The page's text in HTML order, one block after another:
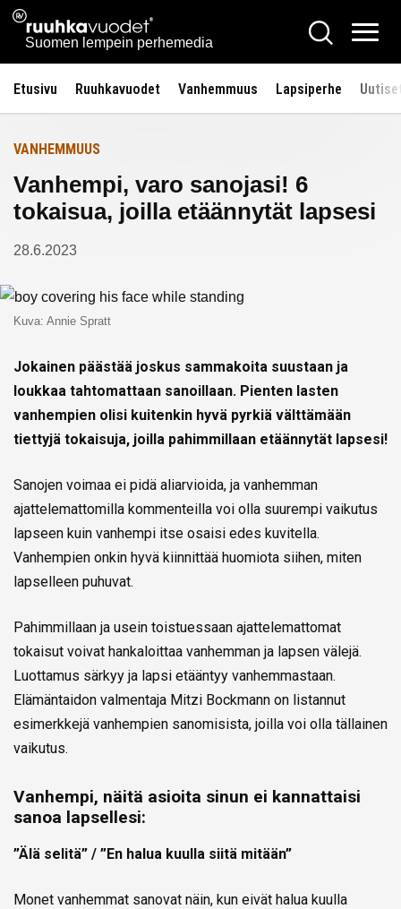
Siirry
sisältöön
Ruuhkavuodet.fi
Suomen lempein perhemedia
Hae
Etusivu Ruuhkavuodet Vanhemmuus Lapsiperhe
Etusivulle
VANHEMMUUS
Vanhempi, varo sanojasi! 6
tokaisua, joilla etäännytät lapsesi
28.6.2023
Kuva: Annie Spratt
Jokainen päästää joskus sammakoita suustaan ja
loukkaa tahtomattaan sanoillaan. Pienten lasten
vanhempien olisi kuitenkin hyvä pyrkiä välttämään
tiettyjä tokaisuja, joilla pahimmillaan etäännytät lapsesi!
Sanojen voimaa ei pidä aliarvioida, ja vanhemman
ajattelemattomilla kommenteilla voi olla suurempi vaikutus
lapseen kuin vanhempi itse osaisi edes kuvitella.
Vanhempien onkin hyvä kiinnittää huomiota siihen, miten
lapselleen puhuvat.
Pahimmillaan ja usein toistuessaan ajattelemattomat
tokaisut voivat hankaloittaa vanhemman ja lapsen välejä.
Luottamus särkyy ja lapsi etääntyy vanhemmastaan.
Elämäntaidon valmentaja Mitzi Bockmann on listannut
esimerkkejä vanhempien sanomisista, joilla voi olla tällainen
vaikutus.
Vanhempi, näitä asioita sinun ei kannattaisi
sanoa lapsellesi:
”Älä selitä” / ”En halua kuulla siitä mitään”
Monet vanhemmat sanovat näin, kun eivät halua kuulla